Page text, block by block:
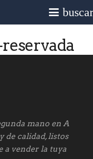
mano en A
de calidad, listos
a vender la tuya